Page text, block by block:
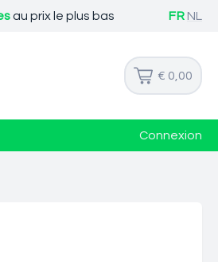
au prix le plus bas FR NL
€ 0,00
Connexion